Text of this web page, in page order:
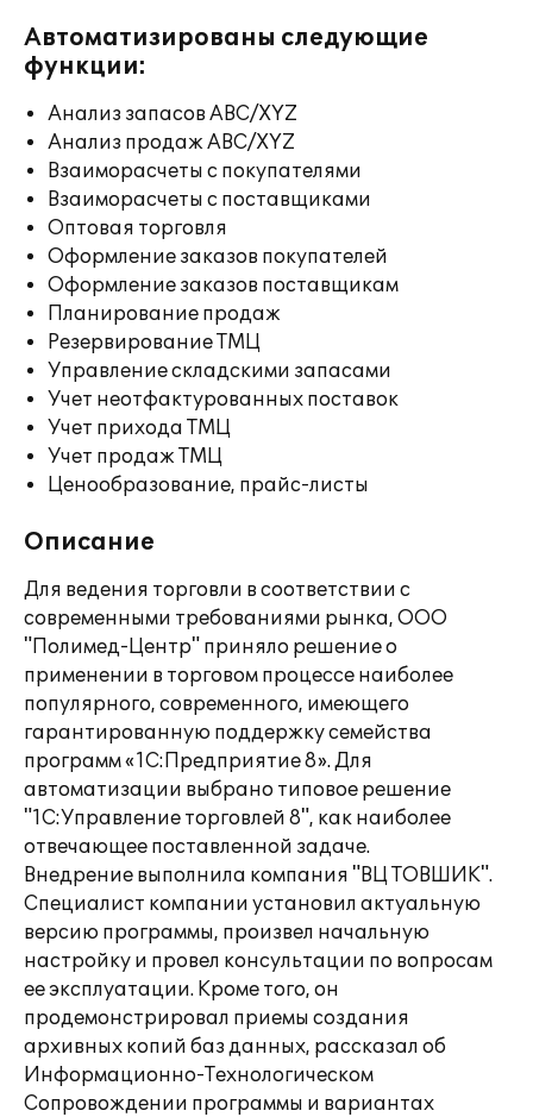
Автоматизированы следующие
функции:
Анализ запасов ABC/XYZ
Анализ продаж ABC/XYZ
Взаиморасчеты с покупателями
Взаиморасчеты с поставщиками
Оптовая торговля
Оформление заказов покупателей
Оформление заказов поставщикам
Планирование продаж
Резервирование ТМЦ
Управление складскими запасами
Учет неотфактурованных поставок
Учет прихода ТМЦ
Учет продаж ТМЦ
Ценообразование, прайс-листы
Описание
Для ведения торговли в соответствии с
современными требованиями рынка, ООО
"Полимед-Центр" приняло решение о
применении в торговом процессе наиболее
популярного, современного, имеющего
гарантированную поддержку семейства
программ «1С:Предприятие 8». Для
автоматизации выбрано типовое решение
"1С:Управление торговлей 8", как наиболее
отвечающее поставленной задаче.
Внедрение выполнила компания "ВЦ ТОВШИК".
Специалист компании установил актуальную
версию программы, произвел начальную
настройку и провел консультации по вопросам
ее эксплуатации. Кроме того, он
продемонстрировал приемы создания
архивных копий баз данных, рассказал об
Информационно-Технологическом
Сопровождении программы и вариантах